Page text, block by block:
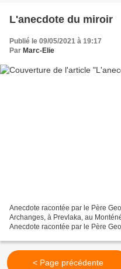
L'anecdote du miroir
Publié le 09/05/2021 à 19:17
Par Marc-Elie
Anecdote racontée par le Père
Archanges, à Prevlaka, au
Anecdote racontée par le Père
https://www.youtube.com/
< Page précédente